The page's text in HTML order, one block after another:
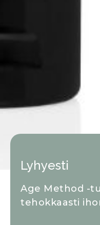
Lyhyesti
Age Method -
tehokkaasti